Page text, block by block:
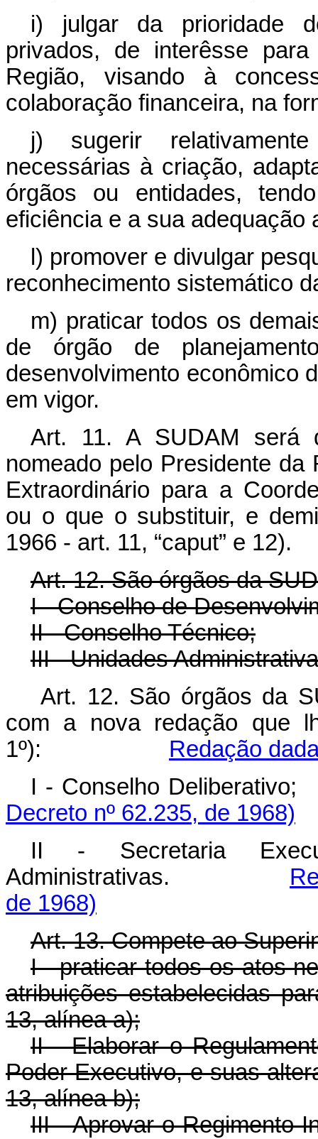
i) julgar da prioridade
privados, de interêsse
Região, visando à
colaboração financeira, na
j) sugerir
necessárias à criação,
órgãos ou entidades,
eficiência e a sua adequação
l) promover e divulgar
reconhecimento sistemático
m) praticar todos os
de órgão de
desenvolvimento econômico
em vigor.
Art. 11. A SUDAM será
nomeado pelo Presidente
Extraordinário para a
ou o que o substituir, e
1966 - art. 11, “caput” e 12).
Art. 12. São órgãos da
I - Conselho de
II - Conselho Técnico;
III - Unidades
Art. 12. São órgãos da
com a nova redação que
1º): Redação
I - Conselho
Decreto nº 62.235, de 1968)
II - Secretaria
Administrativas.
de 1968)
Art. 13. Compete ao
I - praticar todos os atos
atribuições estabelecidas
13, alínea a);
II - Elaborar o
Poder Executivo, e suas
13, alínea b);
III - Aprovar o Regimento